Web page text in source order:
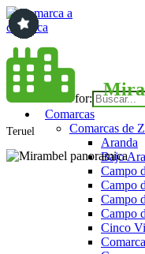
Saltar
al
contenido
Comarca a
Search for:
Comarcas
Comarcas de
Aranda
Bajo
Campo
Campo
Campo
Campo
Cinco
Teruel